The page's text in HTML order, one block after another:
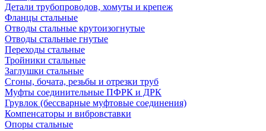
Детали трубопроводов, хомуты и крепеж
Фланцы стальные
Отводы стальные крутоизогнутые
Отводы стальные гнутые
Переходы стальные
Тройники стальные
Заглушки стальные
Сгоны, бочата, резьбы и отрезки труб
Муфты соединительные ПФРК и ДРК
Грувлок (бессварные муфтовые соединения)
Компенсаторы и вибровставки
Опоры стальные